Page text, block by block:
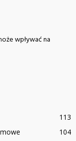
wpływać na
113
104